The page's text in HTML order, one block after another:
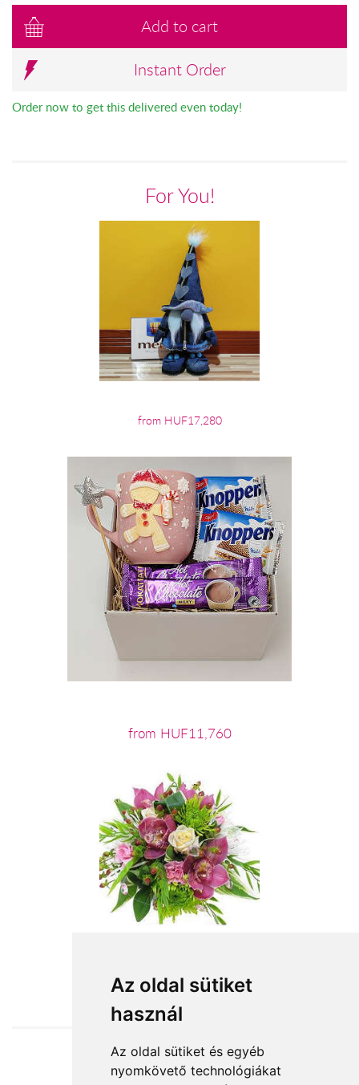
Az oldal sütiket
használ
Az oldal sütiket és egyéb
nyomkövető technológiákat
Add to cart
Instant Order
Order now to get this delivered even today!
For You!
from HUF17,280
from HUF11,760
Accepted payment methods